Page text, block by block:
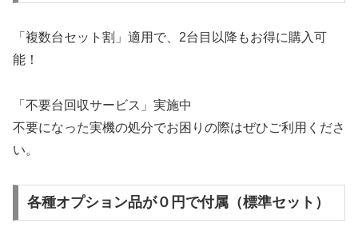
「複数台セット割」適用で、2台目以降もお得に購入可
能！
「不要台回収サービス」実施中
不要になった実機の処分でお困りの際はぜひご利用くださ
い。
各種オプション品が０円で付属（標準セット）